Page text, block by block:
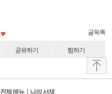
글목록
공유하기 찜하기
전체 메뉴 l 나의 서재